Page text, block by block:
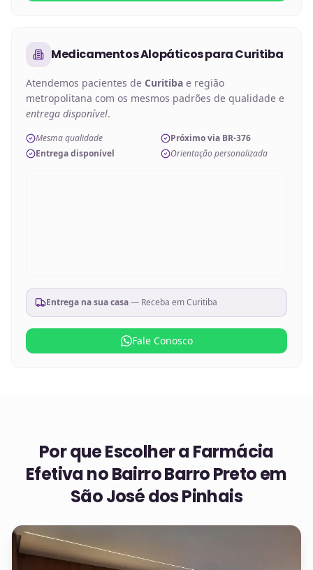
Medicamentos AlopáticosparaCuritiba
Atendemos pacientes de Curitiba e região
metropolitana com os mesmos padrões de qualidade e
entrega disponível.
Mesma qualidade
Próximo via BR-376
Entrega disponível
Orientação personalizada
Entrega na sua casa— Receba emCuritiba
Fale Conosco
Por que Escolher a Farmácia
Efetiva noBairro Barro Preto em
São José dos Pinhais